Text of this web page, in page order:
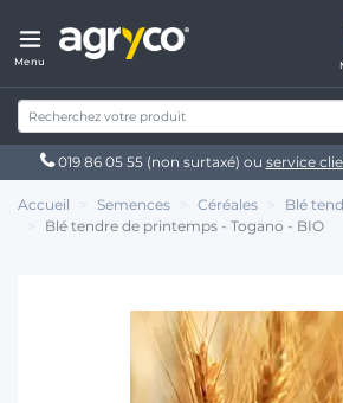
Menu
019 86 05 55 (non surtaxé) ou service
Accueil Semences Céréales
Blé
Blé tendre de printemps - Togano - BIO